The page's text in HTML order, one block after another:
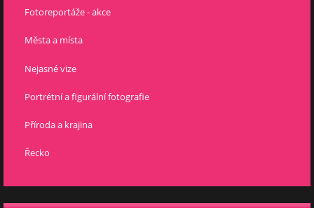
Fotoreportáže - akce
Města a místa
Nejasné vize
Portrétní a figurální fotografie
Příroda a krajina
Řecko